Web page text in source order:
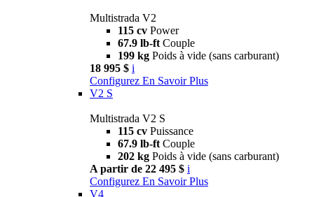
Multistrada V2
115 cv Power
67.9 lb-ft Couple
199 kg Poids à vide (sans carburant)
18 995 $ i
Configurez En Savoir Plus
V2 S
Multistrada V2 S
115 cv Puissance
67.9 lb-ft Couple
202 kg Poids à vide (sans carburant)
A partir de 22 495 $ i
Configurez En Savoir Plus
V4